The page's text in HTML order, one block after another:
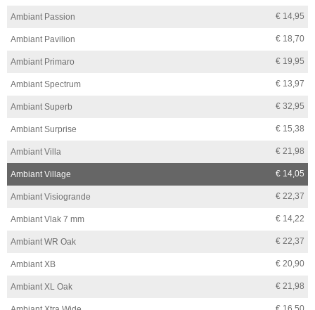
Ambiant Passion € 14,95
Ambiant Pavilion € 18,70
Ambiant Primaro € 19,95
Ambiant Spectrum € 13,97
Ambiant Superb € 32,95
Ambiant Surprise € 15,38
Ambiant Villa € 21,98
Ambiant Village € 14,05
Ambiant Visiogrande € 22,37
Ambiant Vlak 7 mm € 14,22
Ambiant WR Oak € 22,37
Ambiant XB € 20,90
Ambiant XL Oak € 21,98